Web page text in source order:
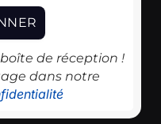
de réception !
dans notre